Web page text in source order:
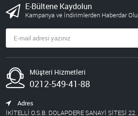
E-Bültene Kaydolun
Kampanya ve İndirimlerden Haberdar
Müşteri Hizmetleri
0212-549-41-88
Adres
İKİTELLİ O.S.B. DOLAPDERE SANAYİ SİTESİ